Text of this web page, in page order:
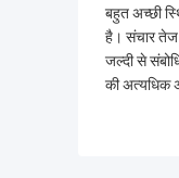
बहुत अच्छी
है। संचार तेज
जल्दी से
की अत्यधिक